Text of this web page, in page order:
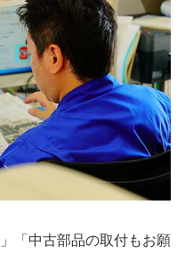
「中古部品の取付もお願